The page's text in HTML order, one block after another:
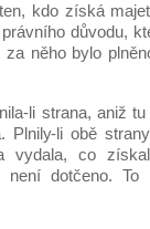
kdo získá
důvodu,
něho bylo
li strana, aniž
Plnily-li obě
vydala, co
není dotčeno.